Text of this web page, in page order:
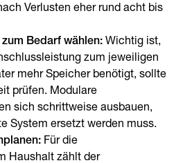
Verlusten eher rund acht bis
Bedarf wählen: Wichtig ist,
zum jeweiligen
mehr Speicher benötigt, sollte
prüfen. Modulare
sich schrittweise ausbauen,
System ersetzt werden muss.
Für die
Haushalt zählt der